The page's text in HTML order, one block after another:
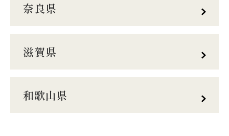
奈良県
滋賀県
和歌山県